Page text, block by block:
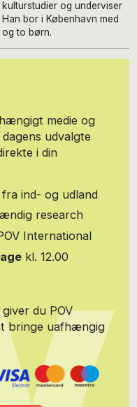
og underviser
bor i København med
to børn.
medie og
udvalgte
i din
ind- og udland
research
International
kl. 12.00
du POV
bringe uafhængig